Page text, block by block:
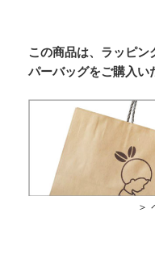
この商品は、ラッピン
パーバッグをご購入い
＞